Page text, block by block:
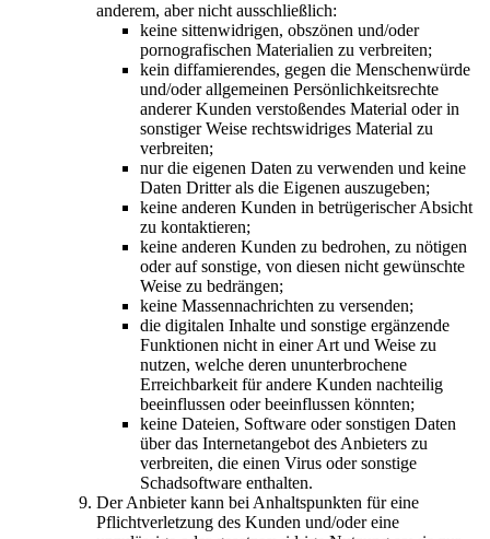
anderem, aber nicht ausschließlich:
keine sittenwidrigen, obszönen und/oder
pornografischen Materialien zu verbreiten;
kein diffamierendes, gegen die Menschenwürde
und/oder allgemeinen Persönlichkeitsrechte
anderer Kunden verstoßendes Material oder in
sonstiger Weise rechtswidriges Material zu
verbreiten;
nur die eigenen Daten zu verwenden und keine
Daten Dritter als die Eigenen auszugeben;
keine anderen Kunden in betrügerischer Absicht
zu kontaktieren;
keine anderen Kunden zu bedrohen, zu nötigen
oder auf sonstige, von diesen nicht gewünschte
Weise zu bedrängen;
keine Massennachrichten zu versenden;
die digitalen Inhalte und sonstige ergänzende
Funktionen nicht in einer Art und Weise zu
nutzen, welche deren ununterbrochene
Erreichbarkeit für andere Kunden nachteilig
beeinflussen oder beeinflussen könnten;
keine Dateien, Software oder sonstigen Daten
über das Internetangebot des Anbieters zu
verbreiten, die einen Virus oder sonstige
Schadsoftware enthalten.
Der Anbieter kann bei Anhaltspunkten für eine
Pflichtverletzung des Kunden und/oder eine